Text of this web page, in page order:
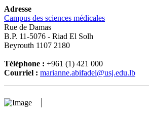
Adresse
Campus des sciences médicales
Rue de Damas
B.P. 11-5076 - Riad El Solh
Beyrouth 1107 2180
Téléphone : +961 (1) 421 000
Courriel : marianne.abifadel@usj.edu.lb